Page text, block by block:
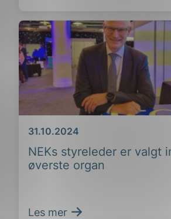
NEKs styreleder er valgt
øverste organ
Dato
31.10.2024
Les mer